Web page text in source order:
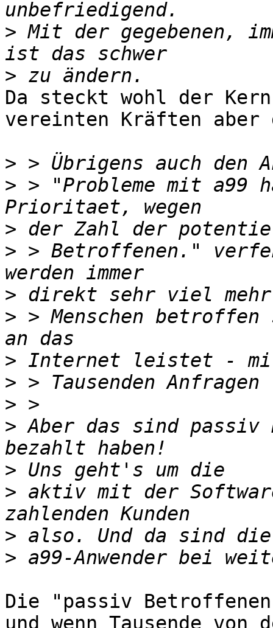
> Mit der gegebenen,
>
Da steckt wohl der
vereinten Kräften aber
>
> > "Probleme mit a99
>
> > Betroffenen."
>
> > Menschen
>
>
>
> Aber das sind
>
> aktiv mit der
>
>
Die "passiv
und wenn Tausende